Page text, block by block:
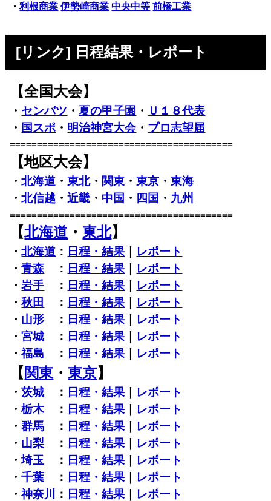
・利根商業 伊勢崎商業 中央中等 前橋工業
[リンク] 日程結果・レポート
【全国大会】
・ センバツ ・ 夏の甲子園 ・ Ｕ１８代表
・ 国スポ ・ 明治神宮大会・ プロ志望届
=========================================
【地区大会】
・北海道 ・東北・ 関東 ・東京 ・東海
・北信越 ・近畿 ・ 中国 ・ 四国 ・ 九州
=========================================
【北海道 ・ 東北】
・北海道 ： 日程・結果
レポート
・青森 ： 日程・結果
レポート
・岩手 ： 日程・結果
レポート
・秋田 ： 日程・結果
レポート
・ 山形 ： 日程・結果
レポート
・宮城 ： 日程・結果
レポート
・福島 ： 日程・結果 レポート
【 関東 ・ 東京】
・茨城 ： 日程・結果
レポート
・栃木： 日程・結果
レポート
・群馬 ： 日程・結果
レポート
・ 山梨 ： 日程・結果
レポート
・埼玉 ： 日程・結果
レポート
・千葉 ： 日程・結果
レポート
・神奈川 ： 日程・結果
レポート